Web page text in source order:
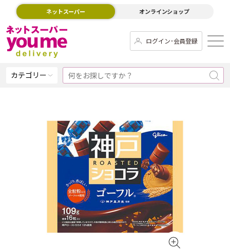
ネットスーパー オンラインショップ
ログイン･会員登録
カテゴリー